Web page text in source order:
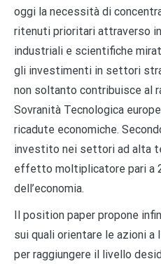
oggi la necessità di
ritenuti prioritari attraverso
industriali e scientifiche
gli investimenti in settori
non soltanto contribuisce al
Sovranità Tecnologica
ricadute economiche.
investito nei settori ad alta
effetto moltiplicatore pari a
dell’economia.
Il position paper propone
sui quali orientare le azioni a
per raggiungere il livello